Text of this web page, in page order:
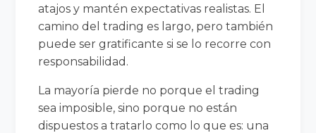
atajos y mantén expectativas realistas. El
camino del trading es largo, pero también
puede ser gratificante si se lo recorre con
responsabilidad.
La mayoría pierde no porque el trading
sea imposible, sino porque no están
dispuestos a tratarlo como lo que es: una